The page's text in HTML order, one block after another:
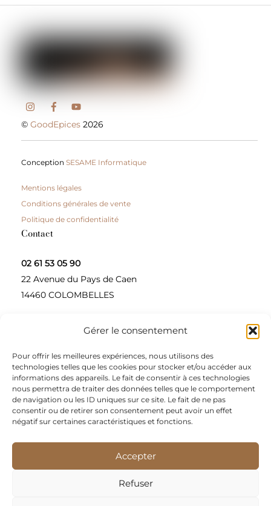
Gérer le consentement
Pour offrir les meilleures expériences, nous utilisons des
technologies telles que les cookies pour stocker et/ou accéder aux
informations des appareils. Le fait de consentir à ces technologies
nous permettra de traiter des données telles que le comportement
de navigation ou les ID uniques sur ce site. Le fait de ne pas
consentir ou de retirer son consentement peut avoir un effet
négatif sur certaines caractéristiques et fonctions.
Accepter
Refuser
©GoodEpices 2026
ConceptionSESAME Informatique
Mentions légales
Conditions générales de vente
Politique de confidentialité
Contact
02 61 53 05 90
22 Avenue du Pays de Caen
14460 COLOMBELLES
Contactez-nous
A propos
Une entreprise à taille humaine, concepteur et
fournisseur de produits alimentaires et d’épices pour
les restaurateurs, dont le siège social est à Colombelles
Nous sommes apporteurs d’idées, de solutions, et
répondons présents pour les demandes spécifiques des